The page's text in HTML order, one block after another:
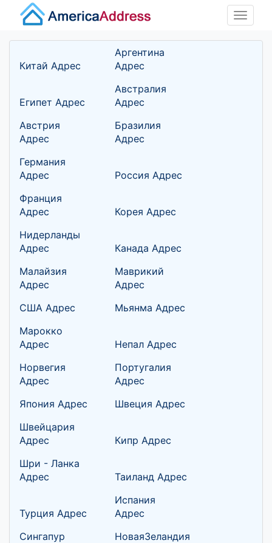
Toggle
Китай Адрес
Аргентина
Адрес
Египет Адрес
Австралия
Адрес
Австрия
Адрес
Бразилия
Адрес
Германия
Адрес
Россия Адрес
Франция
Адрес
Корея Адрес
Нидерланды
Адрес
Канада Адрес
Малайзия
Адрес
Маврикий
Адрес
США Адрес
Мьянма Адрес
Марокко
Адрес
Непал Адрес
Норвегия
Адрес
Португалия
Адрес
Япония Адрес
Швеция Адрес
Швейцария
Адрес
Кипр Адрес
Шри - Ланка
Адрес
Таиланд Адрес
Турция Адрес
Испания
Адрес
Сингапур
НоваяЗеландия